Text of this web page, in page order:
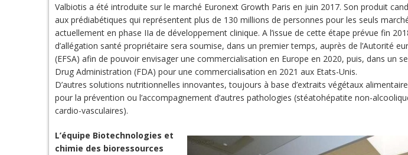
Valbiotis a été introduite sur le marché Euronext Growth Paris en juin 2017. Son produit
aux prédiabétiques qui représentent plus de 130 millions de personnes pour les seuls
actuellement en phase IIa de développement clinique. A l’issue de cette étape prévue fin
d’allégation santé propriétaire sera soumise, dans un premier temps, auprès de l’Autorité
(EFSA) afin de pouvoir envisager une commercialisation en Europe en 2020, puis, dans un
Drug Administration (FDA) pour une commercialisation en 2021 aux Etats-Unis.
D’autres solutions nutritionnelles innovantes, toujours à base d’extraits végétaux
pour la prévention ou l’accompagnement d’autres pathologies (stéatohépatite non-
cardio-vasculaires).
L’équipe Biotechnologies et
chimie des bioressources